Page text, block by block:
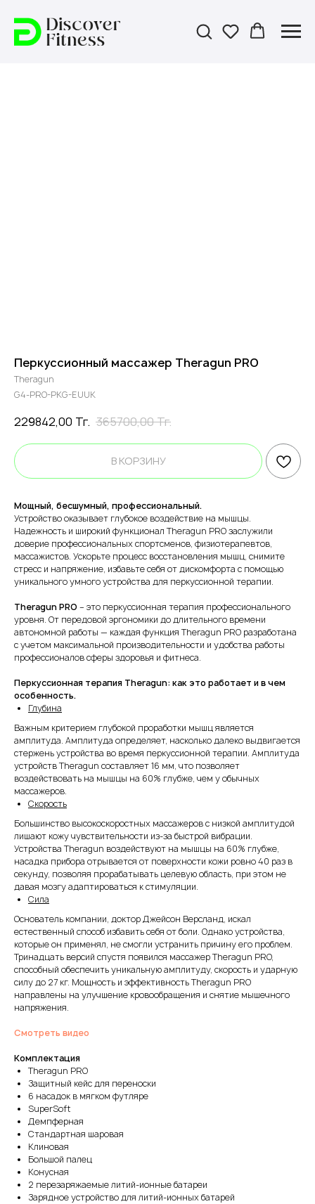
Перкуссионный массажер Theragun PRO
Theragun
G4-PRO-PKG-EUUK
229842,00 Тг. 365700,00Тг.
В КОРЗИНУ
Мощный, бесшумный, профессиональный.
Устройство оказывает глубокое воздействие на мышцы.
Надежность и широкий функционал Theragun PRO заслужили
доверие профессиональных спортсменов, физиотерапевтов,
массажистов. Ускорьте процесс восстановления мышц, снимите
стресс и напряжение, избавьте себя от дискомфорта с помощью
уникального умного устройства для перкуссионной терапии.
Theragun PRO – это перкуссионная терапия профессионального
уровня. От передовой эргономики до длительного времени
автономной работы — каждая функция Theragun PRO разработана
с учетом максимальной производительности и удобства работы
профессионалов сферы здоровья и фитнеса.
Перкуссионная терапия Theragun: как это работает и в чем
особенность.
Глубина
Важным критерием глубокой проработки мышц является
амплитуда. Амплитуда определяет, насколько далеко выдвигается
стержень устройства во время перкуссионной терапии. Амплитуда
устройств Theragun составляет 16 мм, что позволяет
воздействовать на мышцы на 60% глубже, чем у обычных
массажеров.
Скорость
Большинство высокоскоростных массажеров с низкой амплитудой
лишают кожу чувствительности из-за быстрой вибрации.
Устройства Theragun воздействуют на мышцы на 60% глубже,
насадка прибора отрывается от поверхности кожи ровно 40 раз в
секунду, позволяя прорабатывать целевую область, при этом не
давая мозгу адаптироваться к стимуляции.
Сила
Основатель компании, доктор Джейсон Версланд, искал
естественный способ избавить себя от боли. Однако устройства,
которые он применял, не смогли устранить причину его проблем.
Тринадцать версий спустя появился массажер Theragun PRO,
способный обеспечить уникальную амплитуду, скорость и ударную
силу до 27 кг. Мощность и эффективность Theragun PRO
направлены на улучшение кровообращения и снятие мышечного
напряжения.
Смотреть видео
Комплектация
Theragun PRO
Защитный кейс для переноски
6 насадок в мягком футляре
SuperSoft
Демпферная
Стандартная шаровая
Клиновая
Большой палец
Конусная
2 перезаряжаемые литий-ионные батареи
Зарядное устройство для литий-ионных батарей